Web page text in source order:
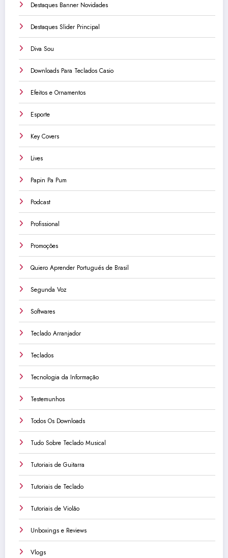
Destaques Banner Novidades
Destaques Slider Principal
Diva Sou
Downloads Para Teclados Casio
Efeitos e Ornamentos
Esporte
Key Covers
Lives
Papin Pa Pum
Podcast
Profissional
Promoções
Quiero Aprender Portugués de Brasil
Segunda Voz
Softwares
Teclado Arranjador
Teclados
Tecnologia da Informação
Testemunhos
Todos Os Downloads
Tudo Sobre Teclado Musical
Tutoriais de Guitarra
Tutoriais de Teclado
Tutoriais de Violão
Unboxings e Reviews
Vlogs